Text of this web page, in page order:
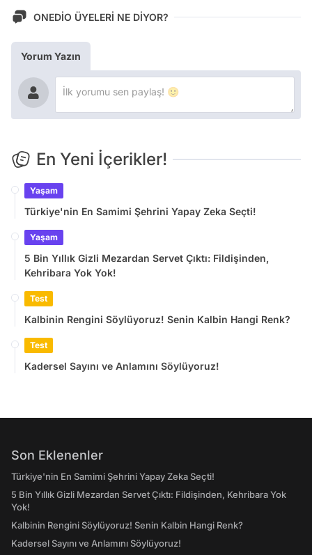
ONEDİO ÜYELERİ NE DİYOR?
Yorum Yazın
En Yeni İçerikler!
Yaşam
Türkiye'nin En Samimi Şehrini Yapay Zeka Seçti!
Yaşam
5 Bin Yıllık Gizli Mezardan Servet Çıktı: Fildişinden,
Kehribara Yok Yok!
Test
Kalbinin Rengini Söylüyoruz! Senin Kalbin Hangi Renk?
Test
Kadersel Sayını ve Anlamını Söylüyoruz!
Son Eklenenler
Türkiye'nin En Samimi Şehrini Yapay Zeka Seçti!
5 Bin Yıllık Gizli Mezardan Servet Çıktı: Fildişinden, Kehribara Yok
Yok!
Kalbinin Rengini Söylüyoruz! Senin Kalbin Hangi Renk?
Kadersel Sayını ve Anlamını Söylüyoruz!